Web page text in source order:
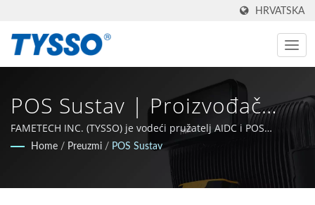
HRVATSKA
POS Sustav | Proizvođač
AIDC I POS Sustava Iz
Taiwana Od 1981. Godine |
FAMETECH INC
FAMETECH INC. (TYSSO) je vodeći pružatelj AIDC i POS
rješenja. Kao proizvođač s certifikacijom ISO-9001 / 9002,
tvrtka je rasla s jakom pozadinom istraživanja i razvoja, a cijeli
tim je posvećen ostanku na čelu tehnološke sfere Auto-ID i
Home / Preuzmi / POS Sustav